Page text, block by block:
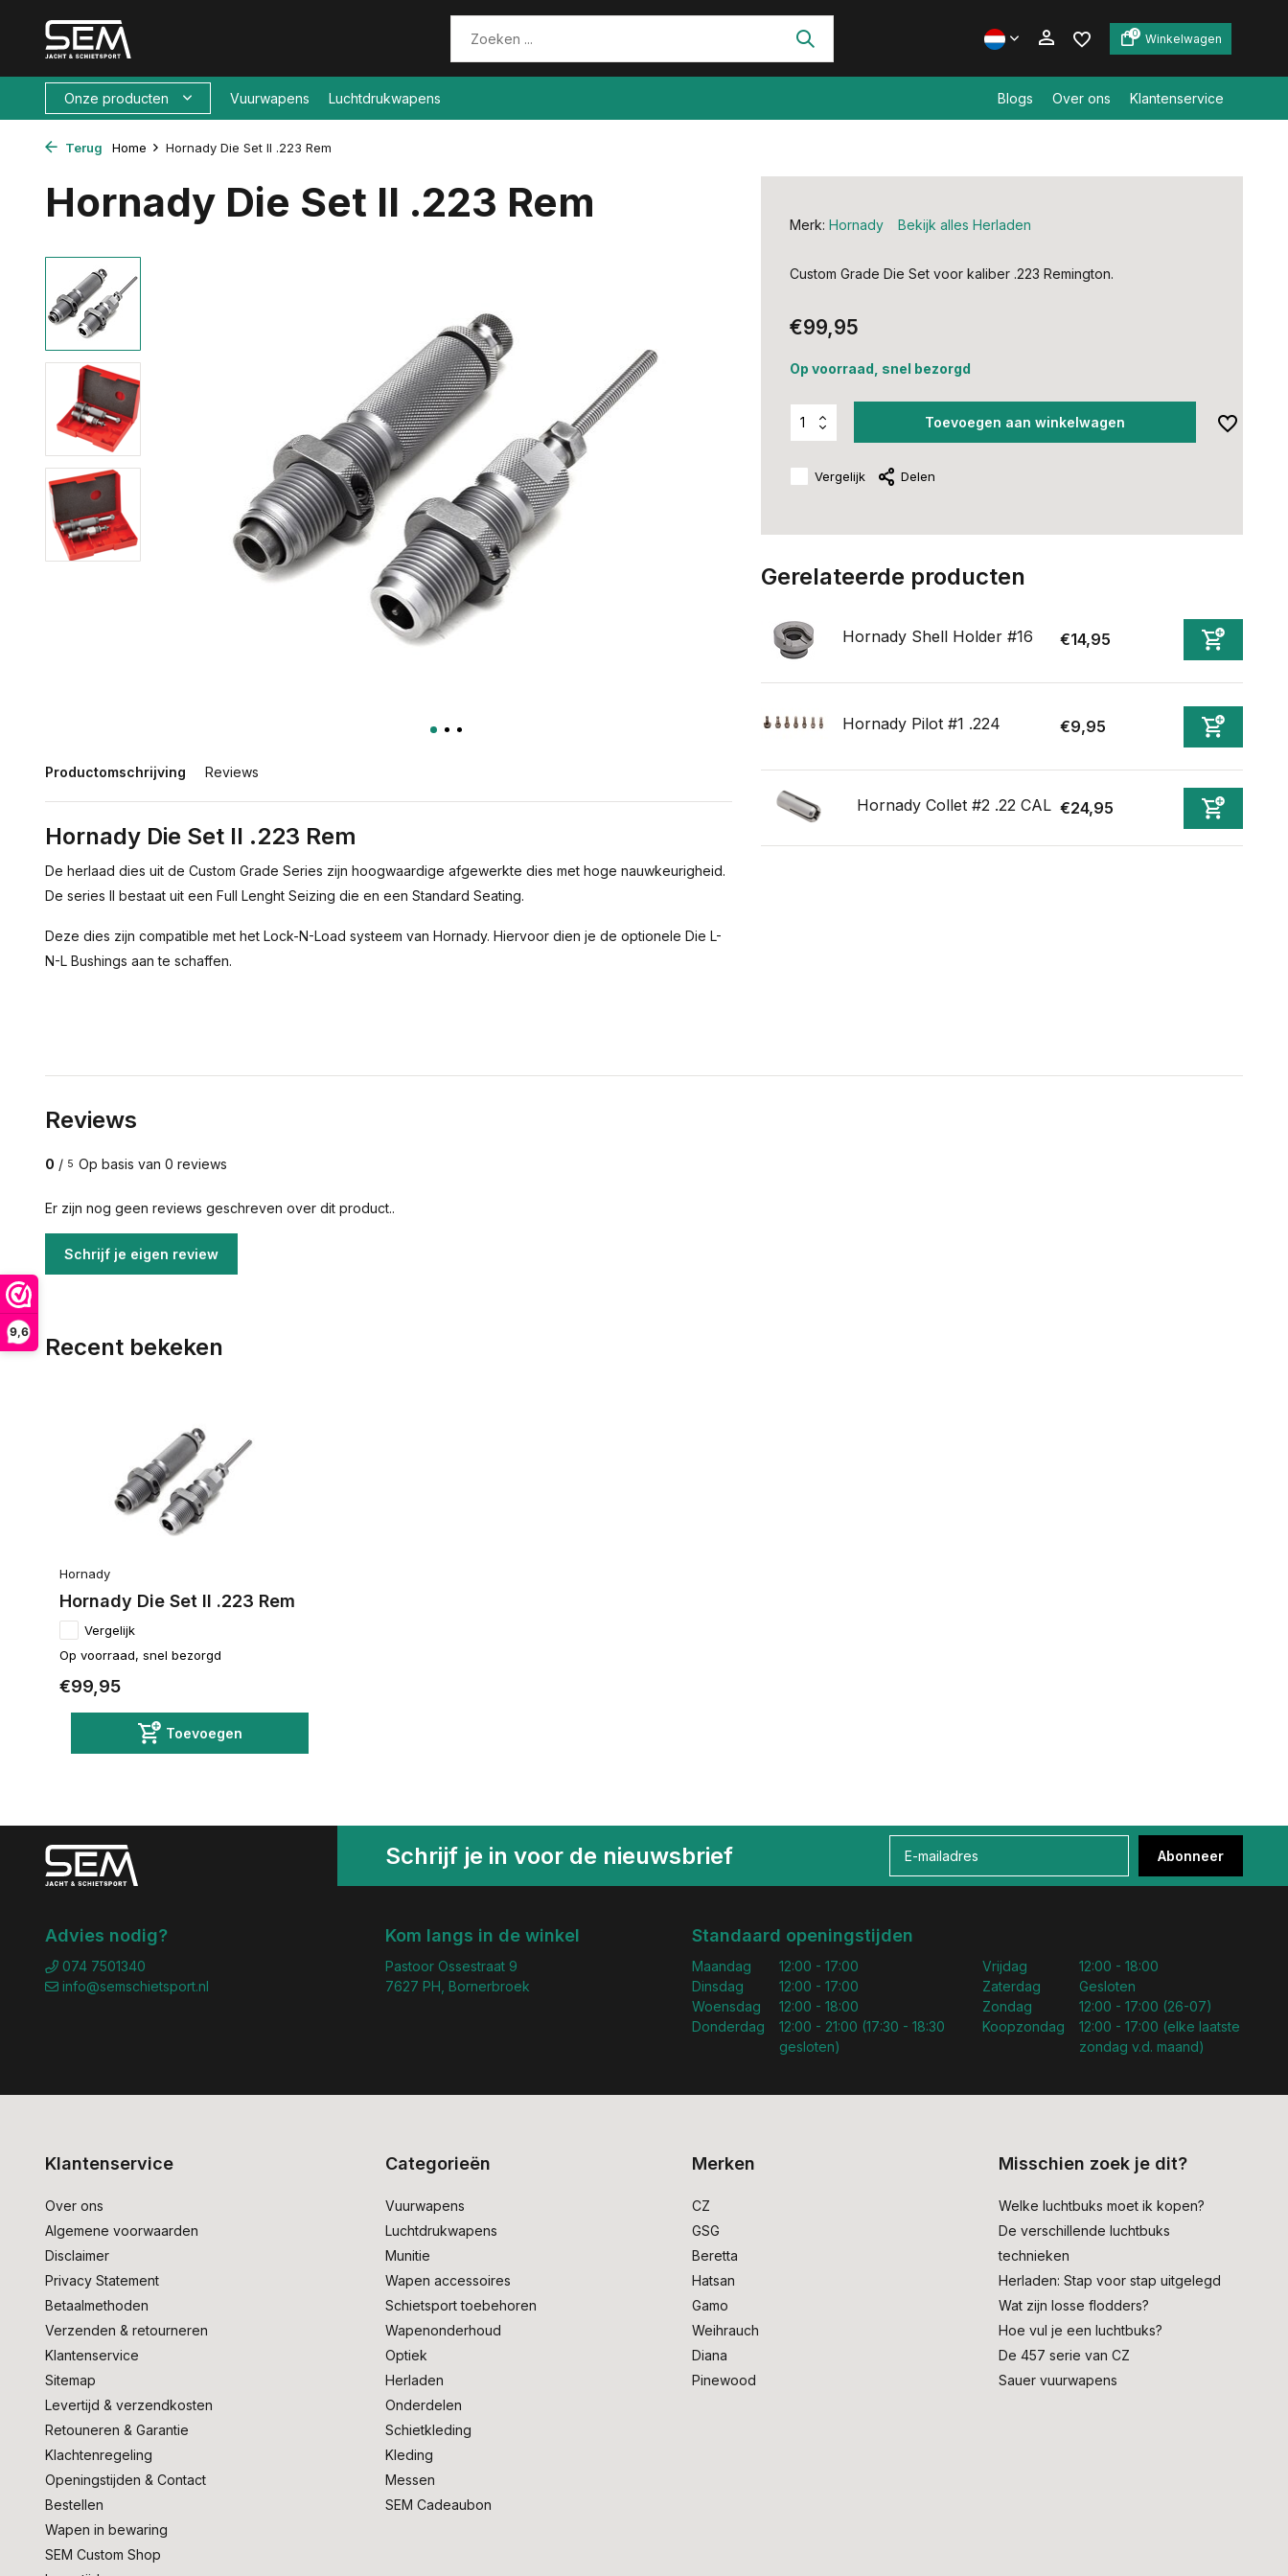
9,6
0 Winkelwagen
Onze producten Vuurwapens Luchtdrukwapens Blogs Over ons Klantenservice
Terug Home Hornady Die Set II .223 Rem
Hornady Die Set II .223 Rem
Productomschrijving Reviews
Hornady Die Set II .223 Rem
De herlaad dies uit de Custom Grade Series zijn hoogwaardige afgewerkte dies met hoge nauwkeurigheid.
De series II bestaat uit een Full Lenght Seizing die en een Standard Seating.
Deze dies zijn compatible met het Lock-N-Load systeem van Hornady. Hiervoor dien je de optionele Die L-
N-L Bushings aan te schaffen.
Merk: Hornady Bekijk alles Herladen
Custom Grade Die Set voor kaliber .223 Remington.
€99,95
Op voorraad, snel bezorgd
Toevoegen aan winkelwagen
Vergelijk Delen
Gerelateerde producten
Hornady Shell Holder #16 €14,95
Hornady Pilot #1 .224 €9,95
Hornady Collet #2 .22 CAL €24,95
Reviews
0 / 5 Op basis van 0 reviews
Er zijn nog geen reviews geschreven over dit product..
Schrijf je eigen review
Recent bekeken
Hornady
Hornady Die Set II .223 Rem
Vergelijk
Op voorraad, snel bezorgd
€99,95
Toevoegen
Schrijf je in voor de nieuwsbrief Abonneer
Advies nodig?
074 7501340
info@semschietsport.nl
Kom langs in de winkel
Pastoor Ossestraat 9
7627 PH, Bornerbroek
Standaard openingstijden
Maandag
Dinsdag
Woensdag
Donderdag
12:00 - 17:00
12:00 - 17:00
12:00 - 18:00
12:00 - 21:00 (17:30 - 18:30
gesloten)
Vrijdag
Zaterdag
Zondag
Koopzondag
12:00 - 18:00
Gesloten
12:00 - 17:00 (26-07)
12:00 - 17:00 (elke laatste
zondag v.d. maand)
Klantenservice
Over ons
Algemene voorwaarden
Disclaimer
Privacy Statement
Betaalmethoden
Verzenden & retourneren
Klantenservice
Sitemap
Levertijd & verzendkosten
Retouneren & Garantie
Klachtenregeling
Openingstijden & Contact
Bestellen
Wapen in bewaring
SEM Custom Shop
Categorieën
Vuurwapens
Luchtdrukwapens
Munitie
Wapen accessoires
Schietsport toebehoren
Wapenonderhoud
Optiek
Herladen
Onderdelen
Schietkleding
Kleding
Messen
SEM Cadeaubon
Merken
CZ
GSG
Beretta
Hatsan
Gamo
Weihrauch
Diana
Pinewood
Misschien zoek je dit?
Welke luchtbuks moet ik kopen?
De verschillende luchtbuks
technieken
Herladen: Stap voor stap uitgelegd
Wat zijn losse flodders?
Hoe vul je een luchtbuks?
De 457 serie van CZ
Sauer vuurwapens